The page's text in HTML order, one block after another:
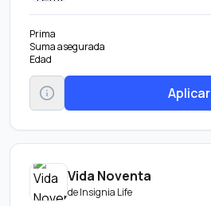
Prima
Suma asegurada
Edad
Aplicar
Vida Noventa
deInsignia Life